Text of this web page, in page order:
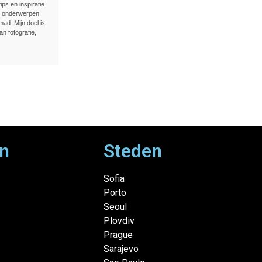
en inspiratie
Mijn doel is
fotografie,
Steden
Sofia
Porto
Seoul
Plovdiv
Prague
Sarajevo